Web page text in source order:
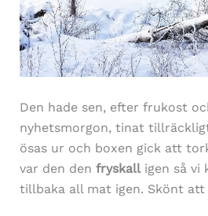
Den hade sen, efter frukost
nyhetsmorgon, tinat
ösas ur och boxen gick att
var den den fryskalligen så vi
tillbaka all mat igen. Skönt